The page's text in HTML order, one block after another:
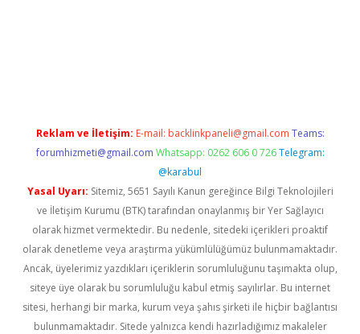
Reklam ve İletişim: E-mail: backlinkpaneli@gmail.com Teams:
forumhizmeti@gmail.com Whatsapp: 0262 606 0 726 Telegram:
@karabul
Yasal Uyarı: Sitemiz, 5651 Sayılı Kanun gereğince Bilgi Teknolojileri
ve İletişim Kurumu (BTK) tarafından onaylanmış bir Yer Sağlayıcı
olarak hizmet vermektedir. Bu nedenle, sitedeki içerikleri proaktif
olarak denetleme veya araştırma yükümlülüğümüz bulunmamaktadır.
Ancak, üyelerimiz yazdıkları içeriklerin sorumluluğunu taşımakta olup,
siteye üye olarak bu sorumluluğu kabul etmiş sayılırlar. Bu internet
sitesi, herhangi bir marka, kurum veya şahıs şirketi ile hiçbir bağlantısı
bulunmamaktadır. Sitede yalnızca kendi hazırladığımız makaleler